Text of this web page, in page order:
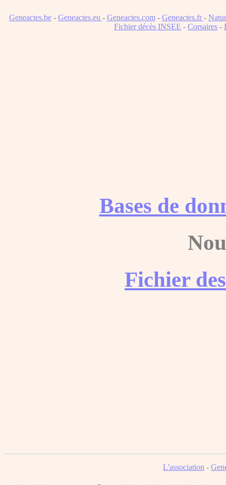
Geneactes.be- Geneactes.eu - Geneactes.com- Geneactes.fr -
Fichier décès INSEE - Corsaires -
Bases de
Fichier
L'association -